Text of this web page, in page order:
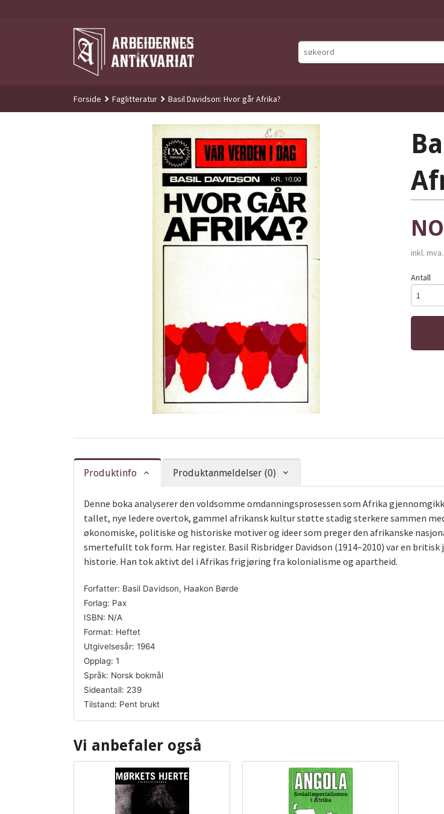
Forside Faglitteratur Basil Davidson: Hvor går Afrika?
inkl. mva.
Antall
Produktinfo Produktanmeldelser (0)
Denne boka analyserer den voldsomme omdanningsprosessen som Afrika
tallet, nye ledere overtok, gammel afrikansk kultur støtte stadig sterkere sammen
økonomiske, politiske og historiske motiver og ideer som preger den afrikanske
smertefullt tok form. Har register. Basil Risbridger Davidson (1914–2010) var en
historie. Han tok aktivt del i Afrikas frigjøring fra kolonialisme og apartheid.
Forfatter: Basil Davidson, Haakon Børde
Forlag: Pax
ISBN: N/A
Format: Heftet
Utgivelsesår: 1964
Opplag: 1
Språk: Norsk bokmål
Sideantall: 239
Tilstand: Pent brukt
Vi anbefaler også